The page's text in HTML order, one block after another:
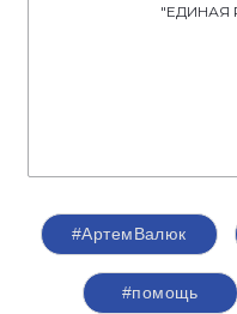
"ЕДИНАЯ
#АртемВалюк
#помощь